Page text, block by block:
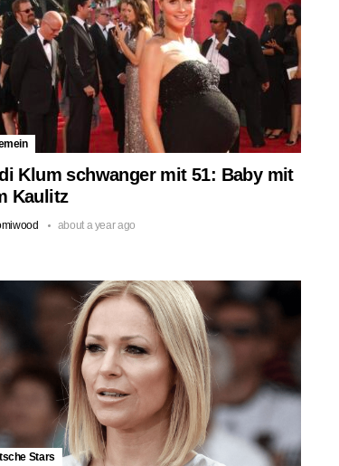
Klum schwanger mit 51: Baby mit
Kaulitz
about a year ago
Stars